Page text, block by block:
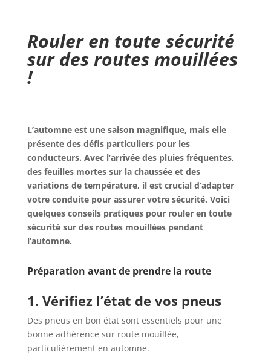
Rouler en toute sécurité
sur des routes mouillées
!
L’automne est une saison magnifique, mais elle
présente des défis particuliers pour les
conducteurs. Avec l’arrivée des pluies fréquentes,
des feuilles mortes sur la chaussée et des
variations de température, il est crucial d’adapter
votre conduite pour assurer votre sécurité. Voici
quelques conseils pratiques pour rouler en toute
sécurité sur des routes mouillées pendant
l’automne.
Préparation avant de prendre la route
1. Vérifiez l’état de vos pneus
Des pneus en bon état sont essentiels pour une
bonne adhérence sur route mouillée,
particulièrement en automne.